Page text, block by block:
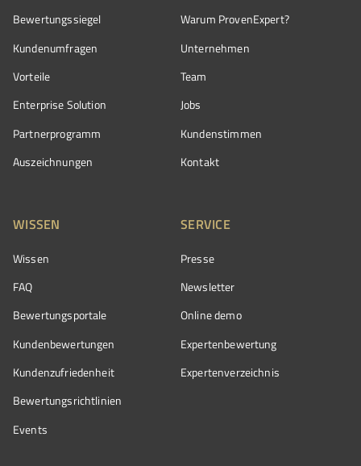
Bewertungssiegel
Kundenumfragen
Vorteile
Enterprise Solution
Partnerprogramm
Auszeichnungen
Warum ProvenExpert?
Unternehmen
Team
Jobs
Kundenstimmen
Kontakt
WISSEN
Wissen
FAQ
Bewertungsportale
Kundenbewertungen
Kundenzufriedenheit
Bewertungs­richtlinien
Events
SERVICE
Presse
Newsletter
Online demo
Expertenbewertung
Expertenverzeichnis